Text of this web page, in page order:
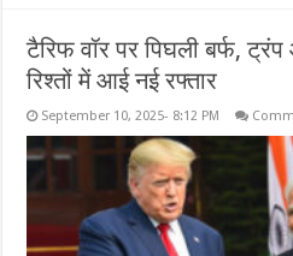
टैरिफ वॉर पर पिघली बर्फ,
रिश्तों में आई नई रफ्तार
September 10, 2025- 8:12 PM